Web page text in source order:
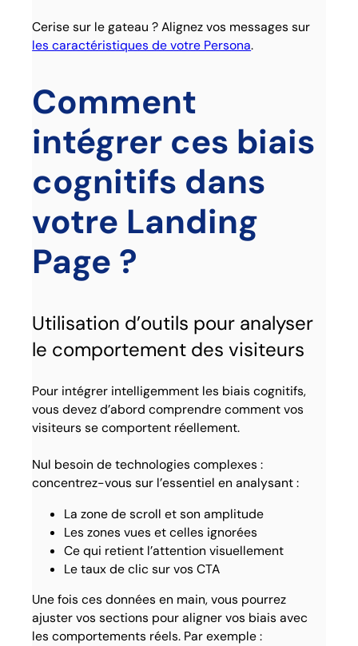
Cerise sur le gateau ? Alignez vos messages sur
les caractéristiques de votre Persona.
Comment
intégrer ces biais
cognitifs dans
votre Landing
Page ?
Utilisation d’outils pour analyser
le comportement des visiteurs
Pour intégrer intelligemment les biais cognitifs,
vous devez d’abord comprendre comment vos
visiteurs se comportent réellement.
Nul besoin de technologies complexes :
concentrez-vous sur l’essentiel en analysant :
La zone de scroll et son amplitude
Les zones vues et celles ignorées
Ce qui retient l’attention visuellement
Le taux de clic sur vos CTA
Une fois ces données en main, vous pourrez
ajuster vos sections pour aligner vos biais avec
les comportements réels. Par exemple :